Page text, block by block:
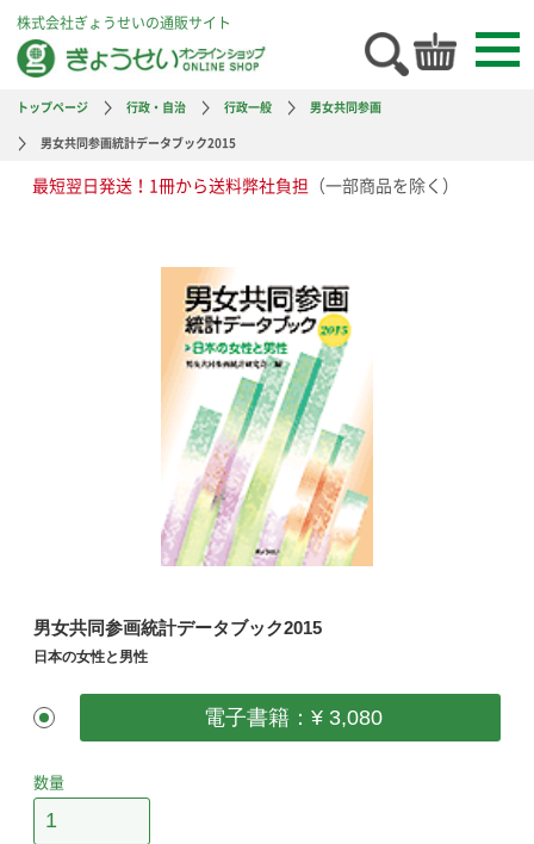
株式会社ぎょうせいの通販サイト
トップページ 行政・自治 行政一般
男女共同参画
男女共同参画統計データブック2015
最短翌日発送！1冊から送料弊社負担 （一部商品を除く）
男女共同参画統計データブック2015
日本の女性と男性
電子書籍：¥ 3,080
数量